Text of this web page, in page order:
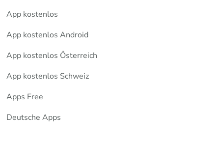
App kostenlos
App kostenlos Android
App kostenlos Österreich
App kostenlos Schweiz
Apps Free
Deutsche Apps